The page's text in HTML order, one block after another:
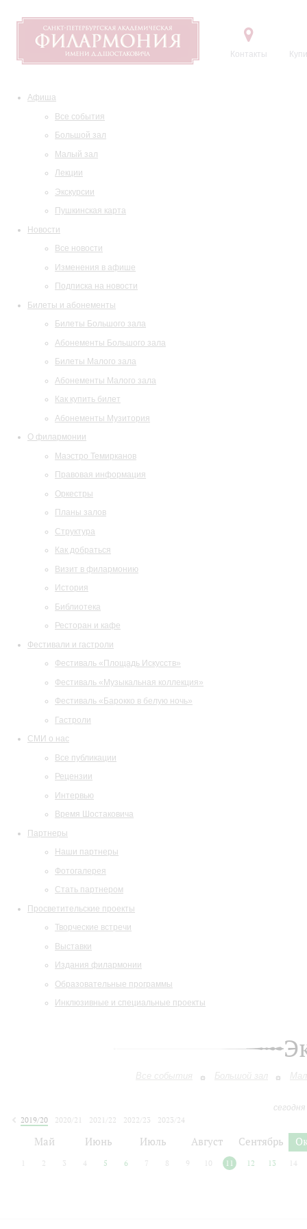
Контакты
Афиша
Все события
Большой зал
Малый зал
Лекции
Экскурсии
Пушкинская карта
Новости
Все новости
Изменения в афише
Подписка на новости
Билеты и абонементы
Билеты Большого зала
Абонементы Большого зала
Билеты Малого зала
Абонементы Малого зала
Как купить билет
Абонементы Музитория
О филармонии
Маэстро Темирканов
Правовая информация
Оркестры
Планы залов
Структура
Как добраться
Визит в филармонию
История
Библиотека
Ресторан и кафе
Фестивали и гастроли
Фестиваль «Площадь Искусств»
Фестиваль «Музыкальная коллекция»
Фестиваль «Барокко в белую ночь»
Гастроли
СМИ о нас
Все публикации
Рецензии
Интервью
Время Шостаковича
Партнеры
Наши партнеры
Фотогалерея
Стать партнером
Просветительские проекты
Творческие встречи
Выставки
Издания филармонии
Образовательные программы
Инклюзивные и специальные проекты
Все события Большой зал
2019/20
2020/21 2021/22 2022/23
2023/24
Май Июнь Июль Август Сентябрь
2 3 4 5 6 7 8 9 10 11 12 13 14